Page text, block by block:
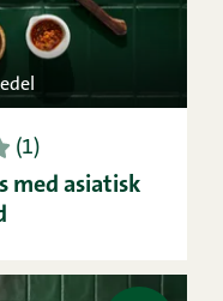
(1)
med asiatisk